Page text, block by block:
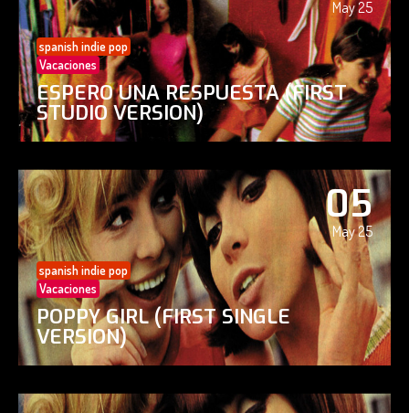
May 25
spanish indie pop
Vacaciones
ESPERO UNA RESPUESTA (FIRST
STUDIO VERSION)
05
May 25
spanish indie pop
Vacaciones
POPPY GIRL (FIRST SINGLE
VERSION)